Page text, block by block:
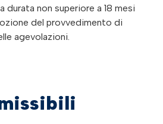
durata non superiore a 18 mesi
del provvedimento di
agevolazioni.